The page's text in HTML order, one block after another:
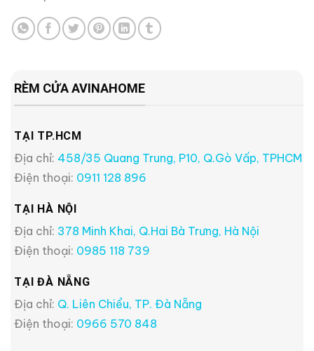
RÈM CỬA AVINAHOME
TẠI TP.HCM
Địa chỉ: 458/35 Quang Trung, P10, Q.Gò Vấp, TPHCM
Điện thoại: 0911 128 896
TẠI HÀ NỘI
Địa chỉ: 378 Minh Khai, Q.Hai Bà Trưng, Hà Nội
Điện thoại: 0985 118 739
TẠI ĐÀ NẴNG
Địa chỉ: Q. Liên Chiểu, TP. Đà Nẵng
Điện thoại: 0966 570 848